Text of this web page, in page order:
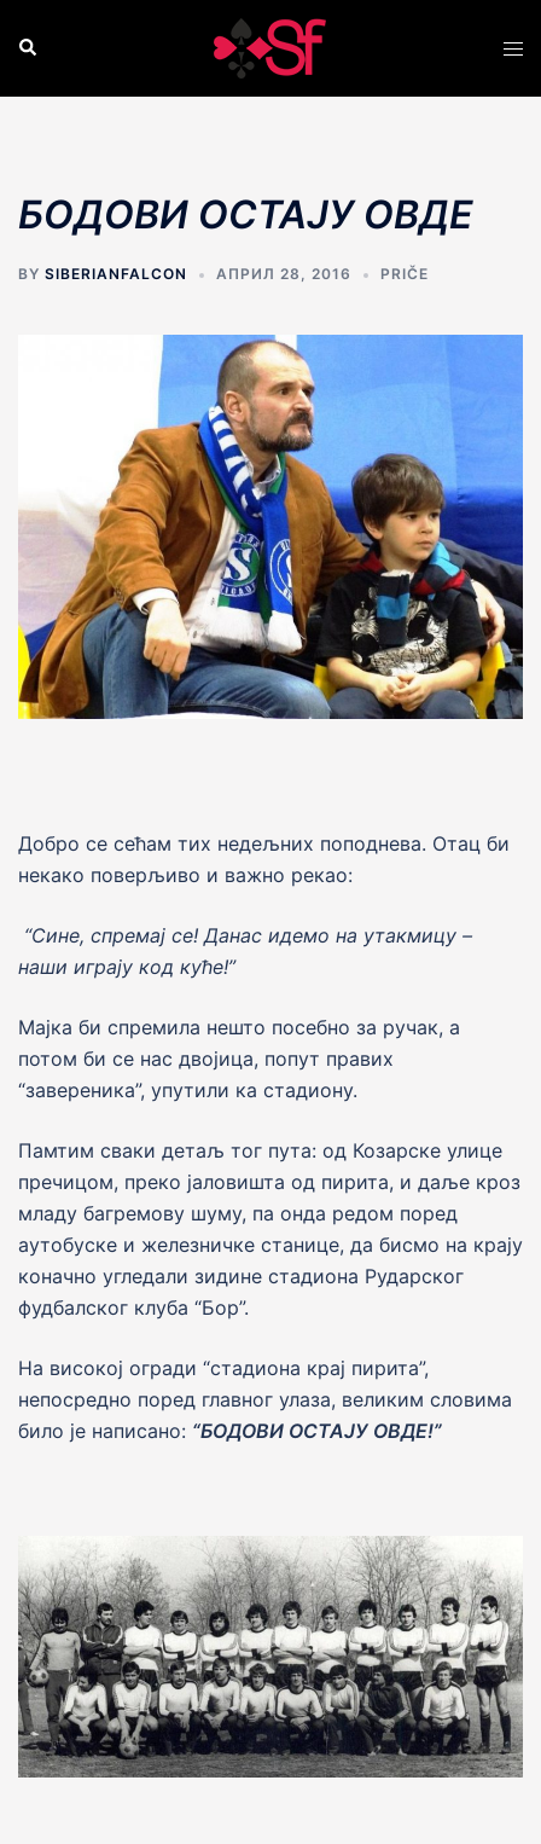
Search
БОДОВИ ОСТАJУ ОВДЕ
BY SIBERIANFALCON АПРИЛ 28, 2016 PRIČE
Добро се сећам тих недељних поподнева. Отац би
некако поверљиво и важно рекао:
“Сине, спремај се! Данас идемо на утакмицу –
наши играју код куће!”
Мајка би спремила нешто посебно за ручак, а
потом би се нас двојица, попут правих
“завереника”, упутили ка стадиону.
Памтим сваки детаљ тог пута: од Козарске улице
пречицом, преко јаловишта од пирита, и даље кроз
младу багремову шуму, па онда редом поред
аутобуске и железничке станице, да бисмо на крају
коначно угледали зидине стадиона Рударског
фудбалског клуба “Бор”.
На високој огради “стадиона крај пирита”,
непосредно поред главног улаза, великим словима
било је написано: “БОДОВИ ОСТАЈУ ОВДЕ!”